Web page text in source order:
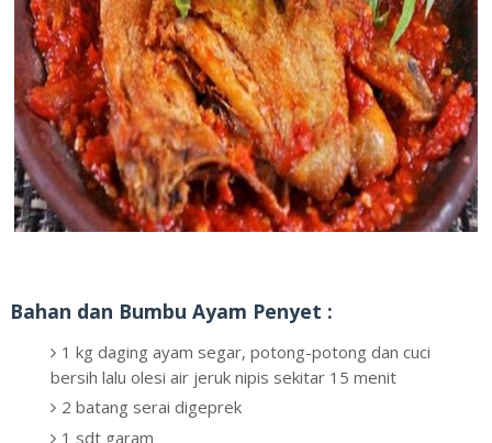
Bahan dan Bumbu Ayam Penyet :
1 kg daging ayam segar, potong-potong dan cuci
bersih lalu olesi air jeruk nipis sekitar 15 menit
2 batang serai digeprek
1 sdt garam